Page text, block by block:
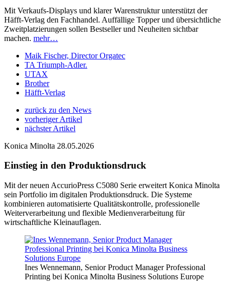
Mit Verkaufs-Displays und klarer Warenstruktur unterstützt der
Häfft-Verlag den Fachhandel. Auffällige Topper und übersichtliche
Zweitplatzierungen sollen Bestseller und Neuheiten sichtbar
machen. mehr…
Maik Fischer, Director Orgatec
TA Triumph-Adler.
UTAX
Brother
Häfft-Verlag
zurück zu den News
vorheriger Artikel
nächster Artikel
Konica Minolta 28.05.2026
Einstieg in den Produktionsdruck
Mit der neuen AccurioPress C5080 Serie erweitert Konica Minolta
sein Portfolio im digitalen Produktionsdruck. Die Systeme
kombinieren automatisierte Qualitätskontrolle, professionelle
Weiterverarbeitung und flexible Medienverarbeitung für
wirtschaftliche Kleinauflagen.
Ines Wennemann, Senior Product Manager Professional
Printing bei Konica Minolta Business Solutions Europe